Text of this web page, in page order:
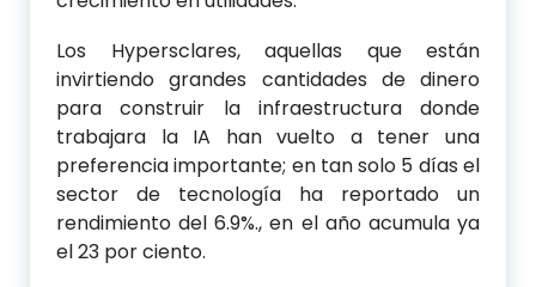
Los Hypersclares, aquellas que están
invirtiendo grandes cantidades de dinero
para construir la infraestructura donde
trabajara la IA han vuelto a tener una
preferencia importante; en tan solo 5 días el
sector de tecnología ha reportado un
rendimiento del 6.9%., en el año acumula ya
el 23 por ciento.